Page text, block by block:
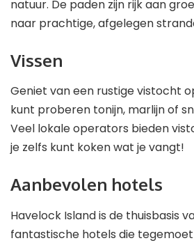
natuur. De paden zijn rijk aan
naar prachtige, afgelegen
Vissen
Geniet van een rustige vistocht
kunt proberen tonijn, marlijn of
Veel lokale operators bieden
je zelfs kunt koken wat je vangt!
Aanbevolen hotels
Havelock Island is de thuisbasis
fantastische hotels die